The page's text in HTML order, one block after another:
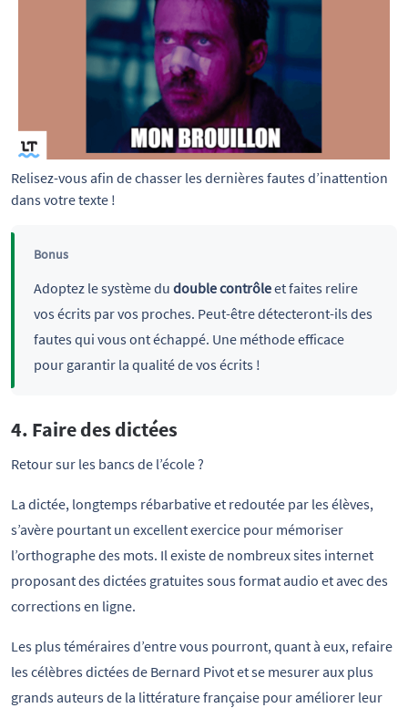
Relisez-vous afin de chasser les dernières fautes d’inattention
dans votre texte !
Bonus
Adoptez le système du double contrôleet faites relire
vos écrits par vos proches. Peut-être détecteront-ils des
fautes qui vous ont échappé. Une méthode efficace
pour garantir la qualité de vos écrits !
4. Faire des dictées
Retour sur les bancs de l’école ?
La dictée, longtemps rébarbative et redoutée par les élèves,
s’avère pourtant un excellent exercice pour mémoriser
l’orthographe des mots. Il existe de nombreux sites internet
proposant des dictées gratuites sous format audio et avec des
corrections en ligne.
Les plus téméraires d’entre vous pourront, quant à eux, refaire
les célèbres dictées de Bernard Pivot et se mesurer aux plus
grands auteurs de la littérature française pour améliorer leur